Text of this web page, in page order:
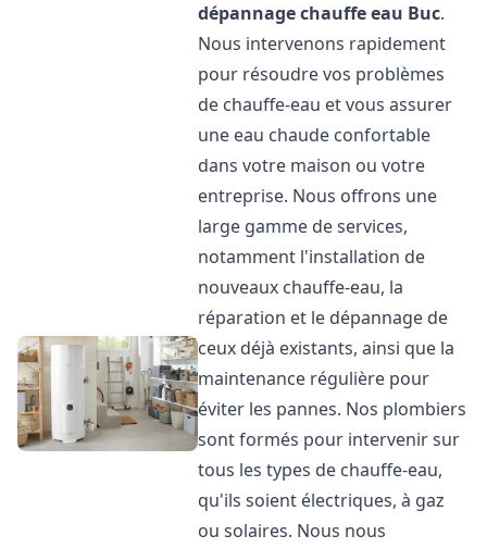
dépannage chauffe eau Buc.
Nous intervenons rapidement
pour résoudre vos problèmes
de chauffe-eau et vous assurer
une eau chaude confortable
dans votre maison ou votre
entreprise. Nous offrons une
large gamme de services,
notamment l'installation de
nouveaux chauffe-eau, la
réparation et le dépannage de
ceux déjà existants, ainsi que la
maintenance régulière pour
éviter les pannes. Nos plombiers
sont formés pour intervenir sur
tous les types de chauffe-eau,
qu'ils soient électriques, à gaz
ou solaires. Nous nous